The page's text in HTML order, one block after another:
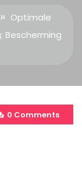
» Optimale
Bescherming
0 Comments